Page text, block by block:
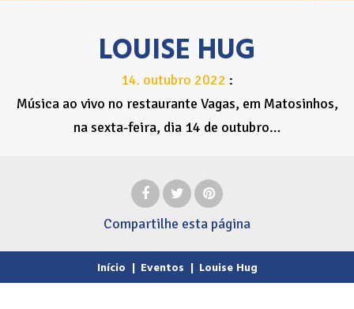
LOUISE HUG
14. outubro 2022
Música ao vivo no restaurante Vagas, em Matosinhos,
na sexta-feira, dia 14 de outubro…
Compartilhe esta página
Início | Eventos | Louise Hug